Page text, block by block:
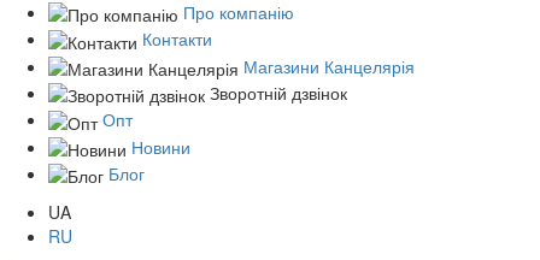
Про компанію
Контакти
Магазини Канцелярія
Зворотній дзвінок
Опт
Новини
Блог
UA
RU